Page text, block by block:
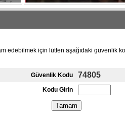
edebilmek için lütfen aşağıdaki güvenlik
Güvenlik Kodu 74805
Kodu Girin